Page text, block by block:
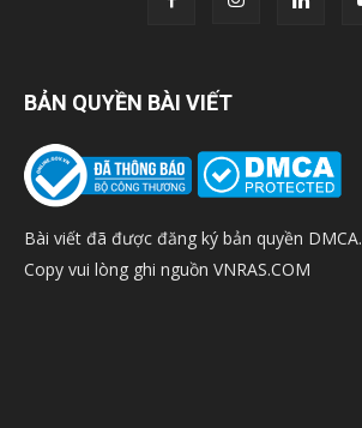
BẢN QUYỀN BÀI VIẾT
Bài viết đã được đăng ký bản quyền DMCA.
Copy vui lòng ghi nguồn VNRAS.COM